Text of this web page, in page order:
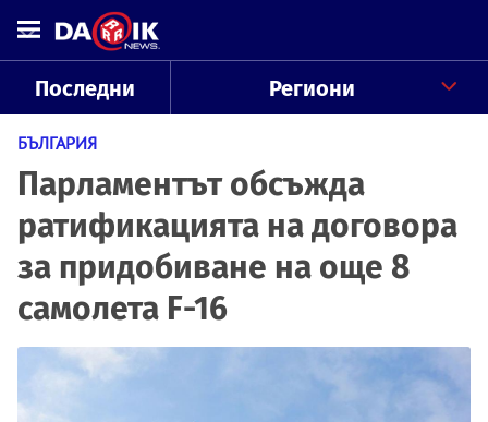
Последни Региони
БЪЛГАРИЯ
Парламентът обсъжда
ратификацията на договора
за придобиване на още 8
самолета F-16